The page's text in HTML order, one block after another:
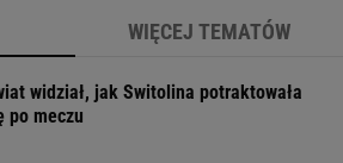
WIĘCEJ TEMATÓW
widział, jak Switolina potraktowała
po meczu